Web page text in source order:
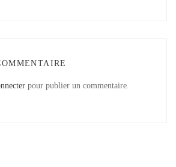
pour publier un commentaire.